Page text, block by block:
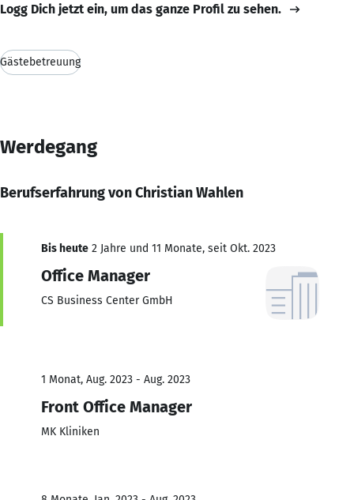
Logg Dich jetzt ein, um das ganze Profil zu sehen.
Gästebetreuung
Werdegang
Berufserfahrung von Christian Wahlen
Bis heute 2 Jahre und 11 Monate, seit Okt. 2023
Office Manager
CS Business Center GmbH
1 Monat, Aug. 2023 - Aug. 2023
Front Office Manager
MK Kliniken